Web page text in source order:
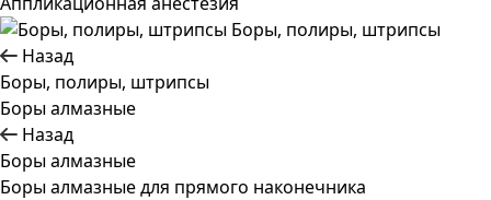
Боры, полиры, штрипсы
Назад
Боры, полиры, штрипсы
Боры алмазные
Назад
Боры алмазные
Боры алмазные для прямого наконечника